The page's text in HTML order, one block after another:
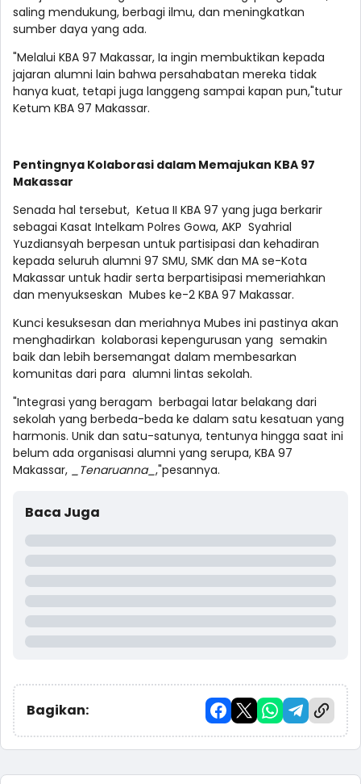
saling mendukung, berbagi ilmu, dan meningkatkan
sumber daya yang ada.
"Melalui KBA 97 Makassar, Ia ingin membuktikan kepada
jajaran alumni lain bahwa persahabatan mereka tidak
hanya kuat, tetapi juga langgeng sampai kapan pun,"tutur
Ketum KBA 97 Makassar.
Pentingnya Kolaborasi dalam Memajukan KBA 97
Makassar
Senada hal tersebut, Ketua II KBA 97 yang juga berkarir
sebagai Kasat Intelkam Polres Gowa, AKP Syahrial
Yuzdiansyah berpesan untuk partisipasi dan kehadiran
kepada seluruh alumni 97 SMU, SMK dan MA se-Kota
Makassar untuk hadir serta berpartisipasi memeriahkan
dan menyukseskan Mubes ke-2 KBA 97 Makassar.
Kunci kesuksesan dan meriahnya Mubes ini pastinya akan
menghadirkan kolaborasi kepengurusan yang semakin
baik dan lebih bersemangat dalam membesarkan
komunitas dari para alumni lintas sekolah.
"Integrasi yang beragam berbagai latar belakang dari
sekolah yang berbeda-beda ke dalam satu kesatuan yang
harmonis. Unik dan satu-satunya, tentunya hingga saat ini
belum ada organisasi alumni yang serupa, KBA 97
Makassar, _Tenaruanna_,"pesannya.
Baca Juga
Bagikan: